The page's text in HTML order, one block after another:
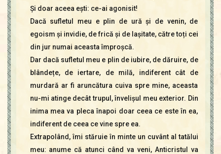
Și doar aceea ești: ce-ai agonisit!
Dacă sufletul meu e plin de ură și de venin, de
egoism și invidie, de frică și de lașitate, către toți cei
din jur numai aceasta împroșcă.
Dar dacă sufletul meu e plin de iubire, de dăruire, de
blândețe, de iertare, de milă, indiferent cât de
murdară ar fi aruncătura cuiva spre mine, aceasta
nu-mi atinge decât trupul, învelișul meu exterior. Din
inima mea va pleca înapoi doar ceea ce este în ea,
indiferent de ceea ce vine spre ea.
Extrapolând, îmi stăruie în minte un cuvânt al tatălui
meu: anume că atunci când va veni, Anticristul va